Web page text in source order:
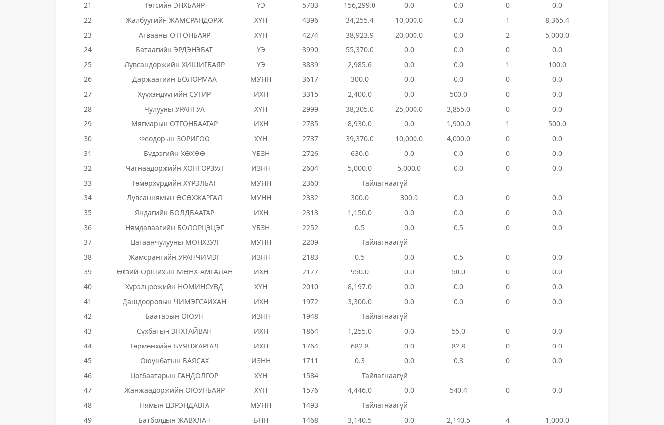
21 Төгсийн ЭНХБАЯР ҮЭ 5703 156,299.0 0.0 0.0 0 0.0
22
Жалбуугийн ЖАМСРАНДОРЖ ХҮН 4396 34,255.4 10,000.0 0.0 1 8,365.4
23
Агвааны ОТГОНБАЯР ХҮН 4274 38,923.9 20,000.0 0.0 2 5,000.0
24
Батаагийн ЭРДЭНЭБАТ ҮЭ 3990 55,370.0 0.0 0.0 0 0.0
25
Лувсандоржийн ХИШИГБАЯР ҮЭ 3839 2,985.6 0.0 0.0 1 100.0
26
Даржаагийн БОЛОРМАА МУНН 3617 300.0 0.0 0.0 0 0.0
27
Хүүхэндүүгийн СУГИР ИХН 3315 2,400.0 0.0 500.0 0 0.0
28
Чулууны УРАНГУА ХҮН 2999 38,305.0 25,000.0 3,855.0 0 0.0
29
Мягмарын ОТГОНБААТАР ИХН 2785 8,930.0 0.0 1,900.0 1 500.0
30
Феодорын ЗОРИГОО ХҮН 2737 39,370.0 10,000.0 4,000.0 0 0.0
31
Бүдээгийн ХӨХӨӨ ҮБЗН 2726 630.0 0.0 0.0 0 0.0
32
Чагнаадоржийн ХОНГОРЗУЛ ИЗНН 2604 5,000.0 5,000.0 0.0 0 0.0
33
Төмөрхүрдийн ХҮРЭЛБАТ МУНН 2360
Тайлагнаагүй
34
Лувсаннямын ӨСӨХЖАРГАЛ МУНН 2332 300.0 300.0 0.0 0 0.0
35
Яндагийн БОЛДБААТАР ИХН 2313 1,150.0 0.0 0.0 0 0.0
36
Нямдаваагийн БОЛОРЦЭЦЭГ ҮБЗН 2252 0.5 0.0 0.5 0 0.0
37
Цагаанчулууны МӨНХЗУЛ МУНН 2209
Тайлагнаагүй
38
Жамсрангийн УРАНЧИМЭГ ИЗНН 2183 0.5 0.0 0.5 0 0.0
39
Өлзий-Оршихын МӨНХ-АМГАЛАН ИХН 2177 950.0 0.0 50.0 0 0.0
40
Хүрэлцоожийн НОМИНСУВД ХҮН 2010 8,197.0 0.0 0.0 0 0.0
41
Дашдооровын ЧИМЭГСАЙХАН ИХН 1972 3,300.0 0.0 0.0 0 0.0
42
Баатарын ОЮУН ИЗНН 1948
Тайлагнаагүй
43
Сүхбатын ЭНХТАЙВАН ИХН 1864 1,255.0 0.0 55.0 0 0.0
44
Төрмөнхийн БУЯНЖАРГАЛ ИХН 1764 682.8 0.0 82.8 0 0.0
45
Оюунбатын БАЯСАХ ИЗНН 1711 0.3 0.0 0.3 0 0.0
46
Цогбаатарын ГАНДОЛГОР ХҮН 1584
Тайлагнаагүй
47
Жанжаадоржийн ОЮУНБАЯР ХҮН 1576 4,446.0 0.0 540.4 0 0.0
48
Нямын ЦЭРЭНДАВГА МУНН 1493
Тайлагнаагүй
49
Батболдын ЖАВХЛАН БНН 1468 3,140.5 0.0 2,140.5 4 1,000.0